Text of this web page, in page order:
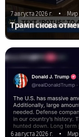
7 августа 2026 г. • Мир
Трамп снова
6 августа 2026 г. • Мир